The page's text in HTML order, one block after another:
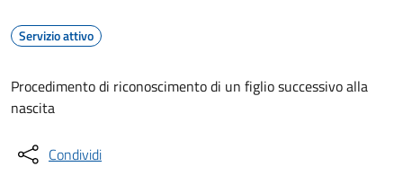
Servizio attivo
Procedimento di riconoscimento di un figlio successivo alla
nascita
Condividi